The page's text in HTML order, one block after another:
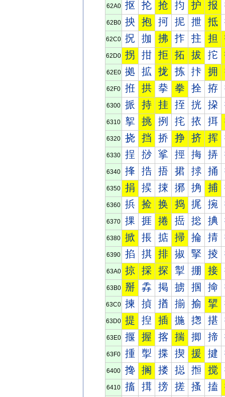
62A0 抠 抡 抢 抣 护 报
62B0 抰 抱 抲 抳 抴 抵
62C0 拀 拁 拂 拃 拄 担
62D0 拐 拑 拒 拓 拔 拕
62E0 拠 拡 拢 拣 拤 拥
62F0 拰 拱 拲 拳 拴 拵
6300 挀 持 挂 挃 挄 挅
6310 挐 挑 挒 挓 挔 挕
6320 挠 挡 挢 挣 挤 挥
6330 挰 挱 挲 挳 挴 挵
6340 捀 捁 捂 捃 捄 捅
6350 捐 捑 捒 捓 捔 捕
6360 捠 捡 换 捣 捤 捥
6370 捰 捱 捲 捳 捴 捵
6380 掀 掁 掂 掃 掄 掅
6390 掐 掑 排 掓 掔 掕
63A0 掠 採 探 掣 掤 接
63B0 掰 掱 掲 掳 掴 掵
63C0 揀 揁 揂 揃 揄 揅
63D0 提 揑 插 揓 揔 揕
63E0 揠 握 揢 揣 揤 揥
63F0 揰 揱 揲 揳 援 揵
6400 搀 搁 搂 搃 搄 搅
6410 搐 搑 搒 搓 搔 搕